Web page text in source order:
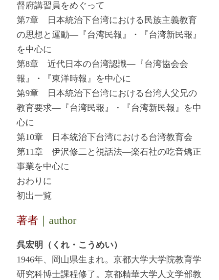
督府講習員をめぐって
第7章 日本統治下台湾における民族主義教育
の思想と運動―『台湾民報』・『台湾新民報』
を中心に
第8章 近代日本の台湾認識―『台湾協会会
報』・『東洋時報』を中心に
第9章 日本統治下台湾における台湾人父兄の
教育要求―『台湾民報』・『台湾新民報』を中
心に
第10章 日本統治下台湾における台湾教育会
第11章 伊沢修二と視話法―楽石社の吃音矯正
事業を中心に
おわりに
初出一覧
著者 ｜author
呉宏明（くれ・こうめい）
1946年、岡山県生まれ。京都大学大学院教育学
研究科博士課程修了。京都精華大学人文学部教